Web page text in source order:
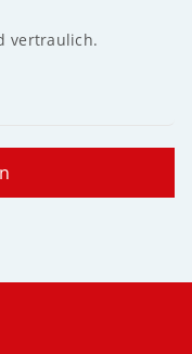
vertraulich.